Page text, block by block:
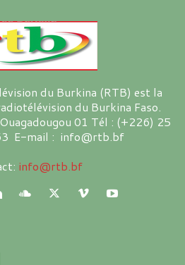
du Burkina (RTB) est la
du Burkina Faso.
01 Tél : (+226) 25
E-mail : info@rtb.bf
info@rtb.bf